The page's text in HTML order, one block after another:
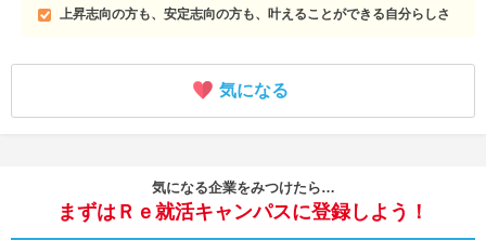
上昇志向の方も、安定志向の方も、叶えることができる自分らしさ
気になる
気になる企業をみつけたら…
まずはＲｅ就活キャンパスに登録しよう！